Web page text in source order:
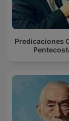
Predicaciones